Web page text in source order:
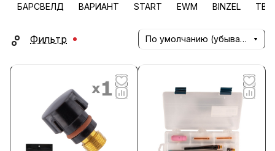
БАРСВЕЛД
ВАРИАНТ START EWM BINZEL TBi
Фильтр По умолчанию (убывание)